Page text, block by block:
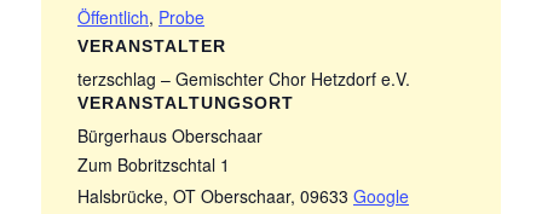
Öffentlich, Probe
VERANSTALTUNGSORT
Bürgerhaus Oberschaar
Zum Bobritzschtal 1
Halsbrücke, OT Oberschaar, 09633 Google
VERANSTALTER
terzschlag – Gemischter Chor Hetzdorf e.V.